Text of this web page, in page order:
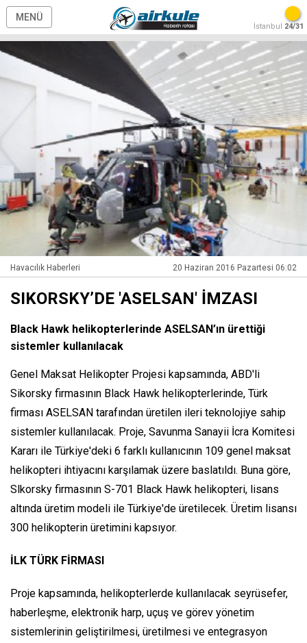
MENÜ
İstanbul 24/31
Havacılık Haberleri 20 Haziran 2016 Pazartesi 06:02
SIKORSKY’DE 'ASELSAN' İMZASI
Black Hawk helikopterlerinde ASELSAN’ın ürettiği
sistemler kullanılacak
Genel Maksat Helikopter Projesi kapsamında, ABD'li
Sikorsky firmasının Black Hawk helikopterlerinde, Türk
firması ASELSAN tarafından üretilen ileri teknolojiye sahip
sistemler kullanılacak. Proje, Savunma Sanayii İcra Komitesi
Kararı ile Türkiye'deki 6 farklı kullanıcının 109 genel maksat
helikopteri ihtiyacını karşılamak üzere baslatıldı. Buna göre,
Slkorsky firmasının S-701 Black Hawk helikopteri, lisans
altında üretim modeli ile Türkiye'de üretilecek. Üretim lisansı
300 helikopterin üretimini kapsıyor.
İLK TÜRK FİRMASI
Proje kapsamında, helikopterlerde kullanılacak seyrüsefer,
haberleşme, elektronik harp, uçuş ve görev yönetim
sistemlerinin geliştirilmesi, üretilmesi ve entegrasyon